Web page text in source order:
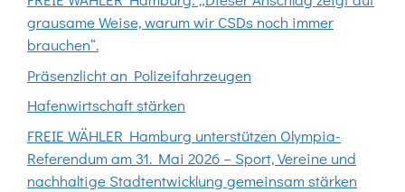
grausame Weise, warum wir CSDs noch immer
brauchen“.
Präsenzlicht an Polizeifahrzeugen
Hafenwirtschaft stärken
FREIE WÄHLER Hamburg unterstützen Olympia-
Referendum am 31. Mai 2026 – Sport, Vereine und
nachhaltige Stadtentwicklung gemeinsam stärken